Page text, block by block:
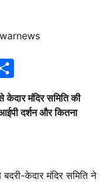
केदार मंदिर समिति की
दर्शन और कितना
केदार मंदिर समिति ने